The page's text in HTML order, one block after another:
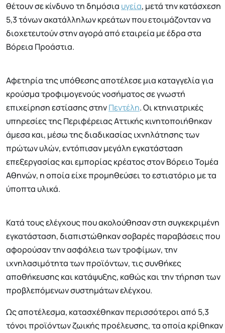
θέτουν σε κίνδυνο τη δημόσια υγεία, μετά την κατάσχεση
5,3 τόνων ακατάλληλων κρεάτων που ετοιμάζονταν να
διοχετευτούν στην αγορά από εταιρεία με έδρα στα
Βόρεια Προάστια.
Αφετηρία της υπόθεσης αποτέλεσε μια καταγγελία για
κρούσμα τροφιμογενούς νοσήματος σε γνωστή
επιχείρηση εστίασης στηνΠεντέλη. Οι κτηνιατρικές
υπηρεσίες της Περιφέρειας Αττικής κινητοποιήθηκαν
άμεσα και, μέσω της διαδικασίας ιχνηλάτησης των
πρώτων υλών, εντόπισαν μεγάλη εγκατάσταση
επεξεργασίας και εμπορίας κρέατος στον Βόρειο Τομέα
Αθηνών, η οποία είχε προμηθεύσει το εστιατόριο με τα
ύποπτα υλικά.
Κατά τους ελέγχους που ακολούθησαν στη συγκεκριμένη
εγκατάσταση, διαπιστώθηκαν σοβαρές παραβάσεις που
αφορούσαν την ασφάλεια των τροφίμων, την
ιχνηλασιμότητα των προϊόντων, τις συνθήκες
αποθήκευσης και κατάψυξης, καθώς και την τήρηση των
προβλεπόμενων συστημάτων ελέγχου.
Ως αποτέλεσμα, κατασχέθηκαν περισσότεροι από 5,3
τόνοι προϊόντων ζωικής προέλευσης, τα οποία κρίθηκαν